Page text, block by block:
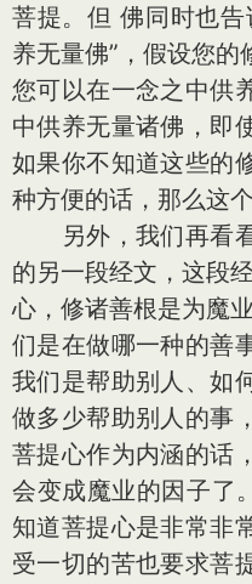
菩提。但 佛同时也
养无量佛”，假设您
您可以在一念之中供
中供养无量诸佛，即
如果你不知道这些的
种方便的话，那么这
另外，我们再看看
的另一段经文，这段
心，修诸善根是为魔
们是在做哪一种的善
我们是帮助别人、如
做多少帮助别人的事
菩提心作为内涵的话
会变成魔业的因子了
知道菩提心是非常非
受一切的苦也要求菩